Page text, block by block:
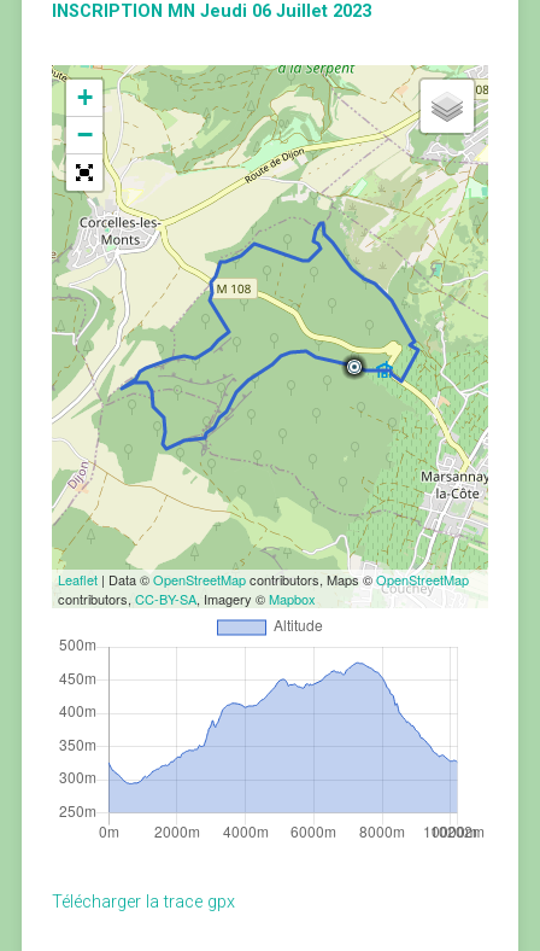
INSCRIPTION MN Jeudi 06 Juillet 2023
+
−
Leaflet| Data ©OpenStreetMapcontributors, Maps ©OpenStreetMap
contributors, CC-BY-SA, Imagery ©Mapbox
Télécharger la trace gpx